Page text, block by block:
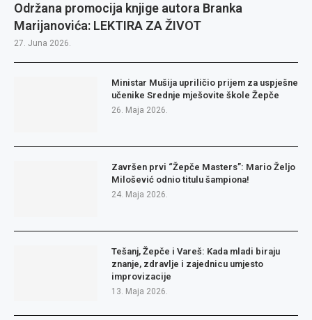
Održana promocija knjige autora Branka
Marijanovića: LEKTIRA ZA ŽIVOT
27. Juna 2026.
Ministar Mušija upriličio prijem za uspješne
učenike Srednje mješovite škole Žepče
26. Maja 2026.
Završen prvi “Žepče Masters”: Mario Željo
Milošević odnio titulu šampiona!
24. Maja 2026.
Tešanj, Žepče i Vareš: Kada mladi biraju
znanje, zdravlje i zajednicu umjesto
improvizacije
13. Maja 2026.